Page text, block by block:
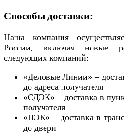
Способы доставки:
Наша компания
России, включая новые
следующих компаний:
«Деловые Линии» –
до адреса получателя
«СДЭК» – доставка в
получателя
«ПЭК» – доставка в
до двери